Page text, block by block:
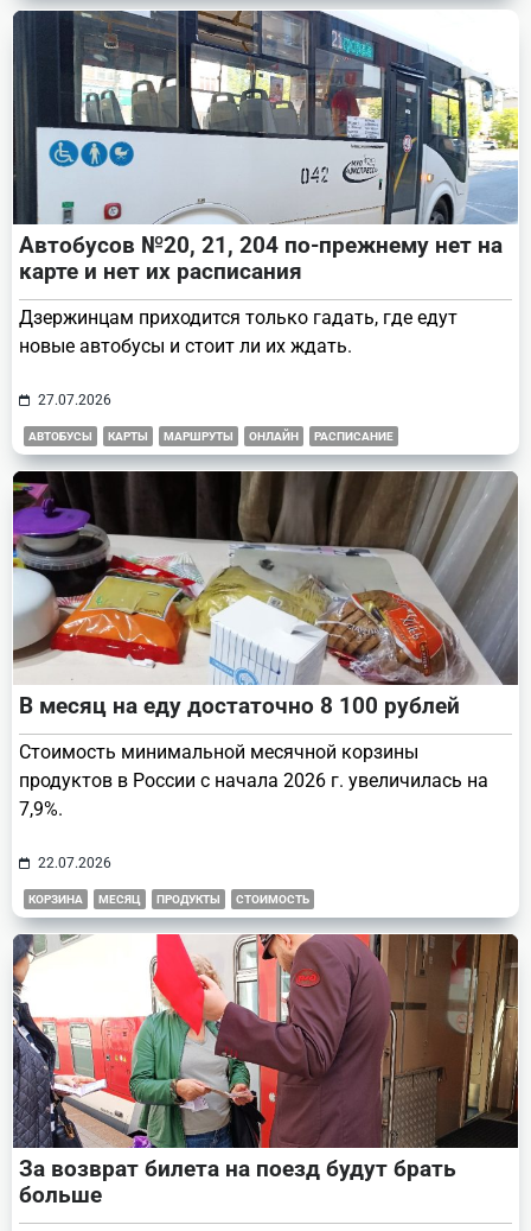
Автобусов №20, 21, 204 по-прежнему нет на
карте и нет их расписания
Дзержинцам приходится только гадать, где едут
новые автобусы и стоит ли их ждать.
27.07.2026
АВТОБУСЫ КАРТЫ МАРШРУТЫ ОНЛАЙН РАСПИСАНИЕ
В месяц на еду достаточно 8 100 рублей
Стоимость минимальной месячной корзины
продуктов в России с начала 2026 г. увеличилась на
7,9%.
22.07.2026
КОРЗИНА МЕСЯЦ ПРОДУКТЫ СТОИМОСТЬ
За возврат билета на поезд будут брать
больше